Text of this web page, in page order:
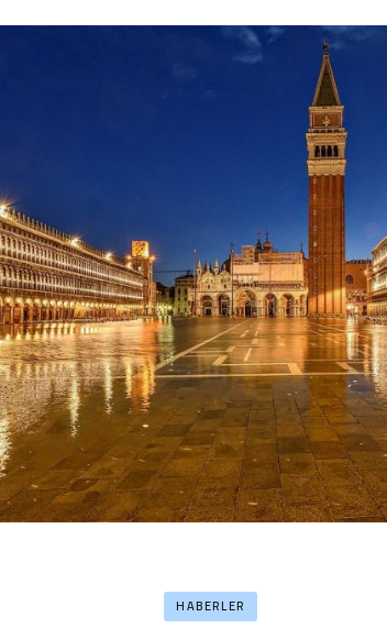
HABERLER